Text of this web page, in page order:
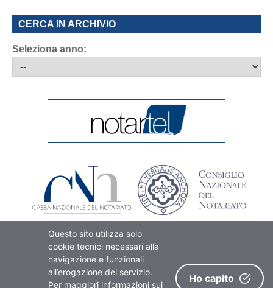
CERCA IN ARCHIVIO
Seleziona anno:
Questo sito utilizza solo
cookie tecnici necessari alla
navigazione e funzionali
all’erogazione del servizio.
Per maggiori informazioni sui
Ho capito